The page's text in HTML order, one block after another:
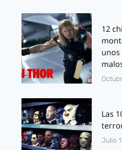
12
unos
Las
Julio